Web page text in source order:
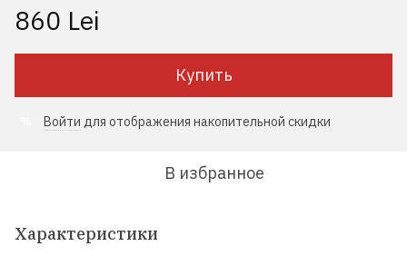
860 Lei
Купить
Войти для отображения накопительной скидки
В избранное
Характеристики